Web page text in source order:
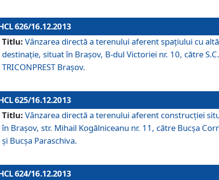
626/16.12.2013
Titlu: Vânzarea directă a terenului aferent spaţiului cu altă
destinaţie, situat în Braşov, B-dul Victoriei nr. 10, către S.C.
TRICONPREST Braşov.
625/16.12.2013
Titlu: Vânzarea directă a terenului aferent construcţiei
în Braşov, str. Mihail Kogălniceanu nr. 11, către Bucşa
şi Bucşa Paraschiva.
624/16.12.2013